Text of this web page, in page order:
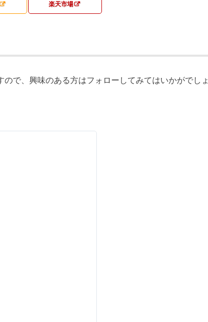
楽天市場
で、興味のある方はフォローしてみてはいかがでしょ